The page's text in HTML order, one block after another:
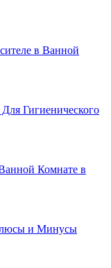
в Ванной
Гигиенического
Комнате в
и Минусы